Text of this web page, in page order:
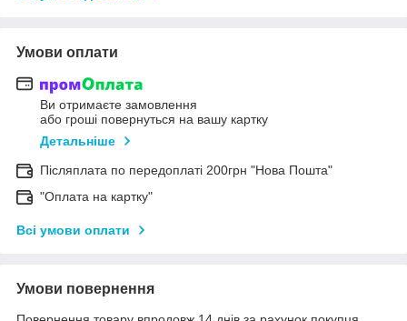
Умови оплати
Ви отримаєте замовлення
або гроші повернуться на вашу картку
Детальніше
Післяплата по передоплаті 200грн "Нова Пошта"
"Оплата на картку"
Всі умови оплати
Умови повернення